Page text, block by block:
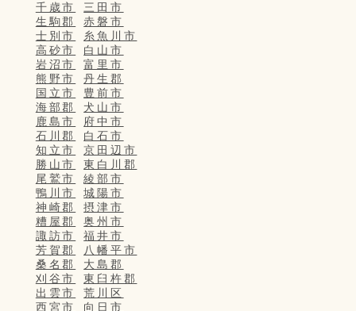
千歳市
三田市
生駒郡
赤磐市
士別市
糸魚川市
高砂市
白山市
岩沼市
富里市
熊野市
丹生郡
国立市
豊前市
海部郡
犬山市
鹿島市
府中市
石川郡
白石市
知立市
京田辺市
勝山市
東白川郡
尾鷲市
綾部市
鴨川市
城陽市
神崎郡
摂津市
糟屋郡
奥州市
諏訪市
福井市
芳賀郡
八幡平市
桑名郡
大島郡
刈谷市
東臼杵郡
出雲市
荒川区
西宮市
向日市